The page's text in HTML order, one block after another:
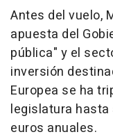
Antes del vuelo,
apuesta del
pública" y el
inversión
Europea se ha
legislatura
euros anuales.